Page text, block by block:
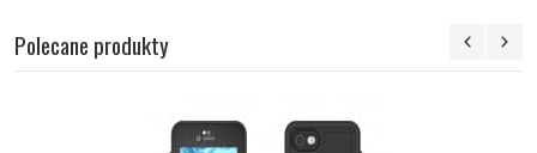
Polecane produkty